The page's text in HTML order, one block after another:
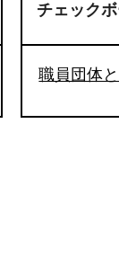
チェック
職員団体